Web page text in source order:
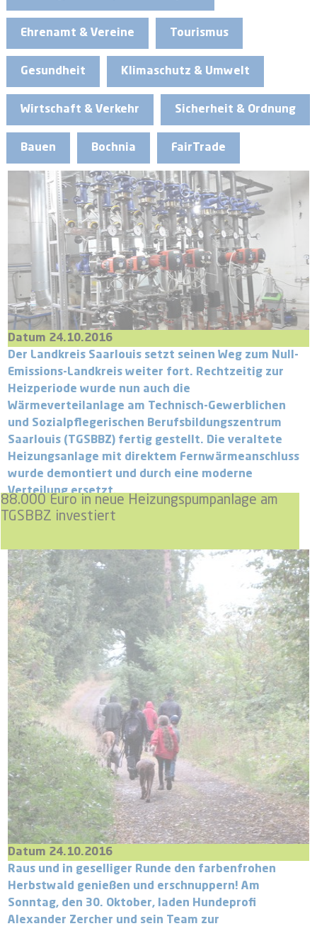
Ehrenamt & Vereine Tourismus
Gesundheit Klimaschutz & Umwelt
Wirtschaft & Verkehr Sicherheit & Ordnung
Bauen Bochnia FairTrade
88.000 Euro in neue Heizungspumpanlage am
TGSBBZ investiert
Datum 24.10.2016
Der Landkreis Saarlouis setzt seinen Weg zum Null-
Emissions-Landkreis weiter fort. Rechtzeitig zur
Heizperiode wurde nun auch die
Wärmeverteilanlage am Technisch-Gewerblichen
und Sozialpflegerischen Berufsbildungszentrum
Saarlouis (TGSBBZ) fertig gestellt. Die veraltete
Heizungsanlage mit direktem Fernwärmeanschluss
wurde demontiert und durch eine moderne
Verteilung ersetzt.
Datum 24.10.2016
Raus und in geselliger Runde den farbenfrohen
Herbstwald genießen und erschnuppern! Am
Sonntag, den 30. Oktober, laden Hundeprofi
Alexander Zercher und sein Team zur